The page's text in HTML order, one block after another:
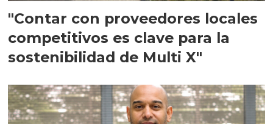
"Contar con proveedores locales
competitivos es clave para la
sostenibilidad de Multi X"